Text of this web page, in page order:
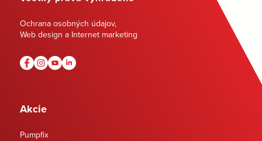
Ochrana osobných údajov,
Web design a Internet marketing
Akcie
Pumpfix